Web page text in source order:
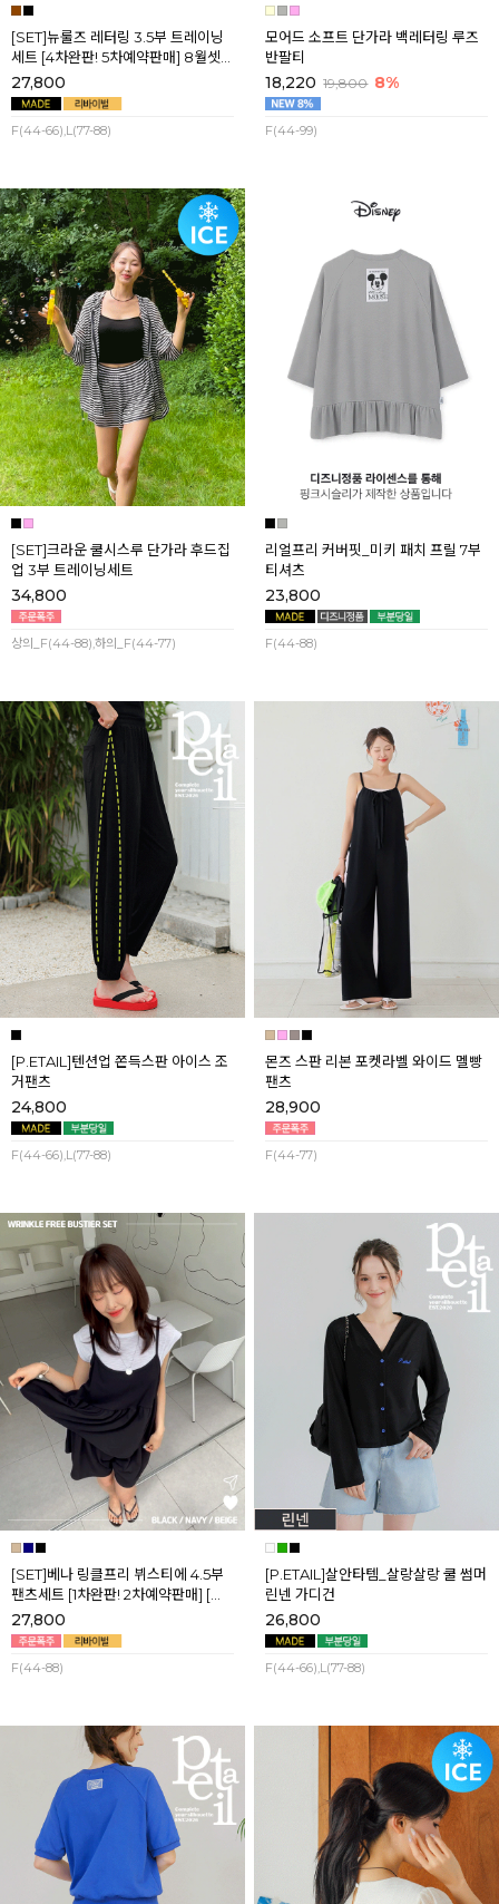
[SET]뉴룰즈 레터링 3.5부 트레이닝
세트 [4차완판! 5차예약판매] 8월셋
째주 순차배송
27,800
F(44-66),L(77-88)
모어드 소프트 단가라 백레터링 루즈
반팔티
18,220 19,800 8%
F(44-99)
[SET]크라운 쿨시스루 단가라 후드집
업 3부 트레이닝세트
34,800
상의_F(44-88),하의_F(44-77)
리얼프리 커버핏_미키 패치 프릴 7부
티셔츠
23,800
F(44-88)
[P.ETAIL]텐션업 쫀득스판 아이스 조
거팬츠
24,800
F(44-66),L(77-88)
몬즈 스판 리본 포켓라벨 와이드 멜빵
팬츠
28,900
F(44-77)
[SET]베나 링클프리 뷔스티에 4.5부
팬츠세트 [1차완판! 2차예약판매] [네
이비,블랙] 8월셋째주 순차배송
27,800
F(44-88)
[P.ETAIL]살안타템_살랑살랑 쿨 썸머
린넨 가디건
26,800
F(44-66),L(77-88)